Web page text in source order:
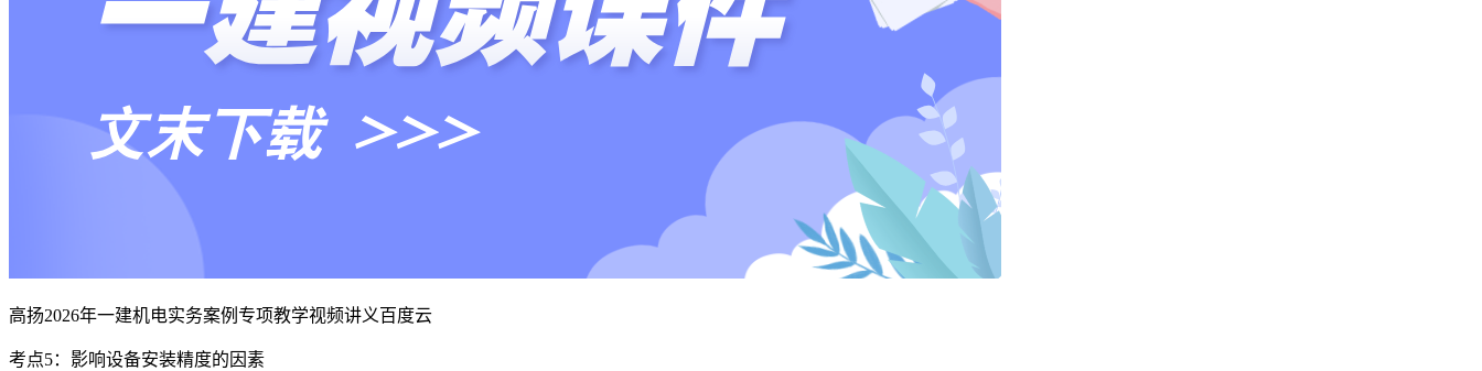
高扬2026年一建机电实务案例专项教学视频讲义百度云
考点5：影响设备安装精度的因素